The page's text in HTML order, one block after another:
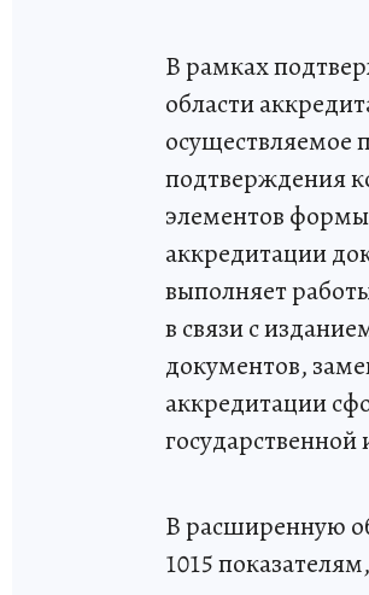
В рамках
области
осуществляемое
подтверждения
элементов
аккредитации
выполняет
в связи с
документов,
аккредитации
В расширенную
1015